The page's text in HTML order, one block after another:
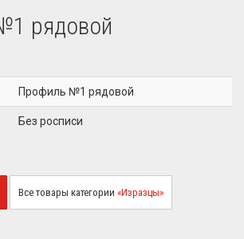
рядовой
Профиль №1 рядовой
Без росписи
Все товары категории «Изразцы»